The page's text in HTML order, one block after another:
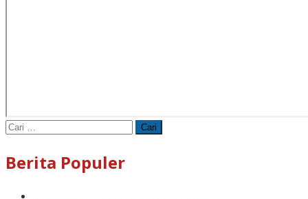
Cari
untuk:
Berita Populer